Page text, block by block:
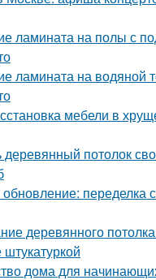
ламината на полы с
ламината на водяной
мебели в
деревянный потолок
переделка
деревянного
дома для